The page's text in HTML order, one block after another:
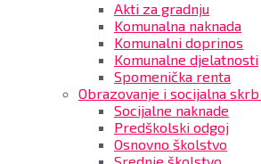
Akti za gradnju
Komunalna naknada
Komunalni doprinos
Komunalne djelatnosti
Spomenička renta
Obrazovanje i socijalna skrb
Socijalne naknade
Predškolski odgoj
Osnovno školstvo